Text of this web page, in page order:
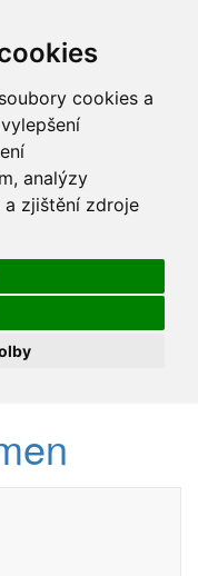
cookies a
analýzy
zjištění zdroje